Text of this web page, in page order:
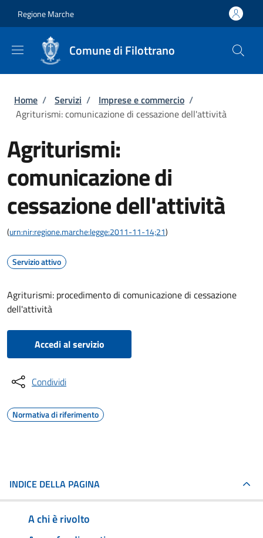
Regione Marche
Comune di Filottrano
Briciole di pane
Home / Servizi / Imprese e commercio /
Agriturismi: comunicazione di cessazione dell'attività
Agriturismi:
comunicazione di
cessazione dell'attività
(urn:nir:regione.marche:legge:2011-11-14;21)
Servizio attivo
Agriturismi: procedimento di comunicazione di cessazione
dell'attività
Accedi al servizio
Condividi
Normativa di riferimento
INDICE DELLA PAGINA
A chi è rivolto